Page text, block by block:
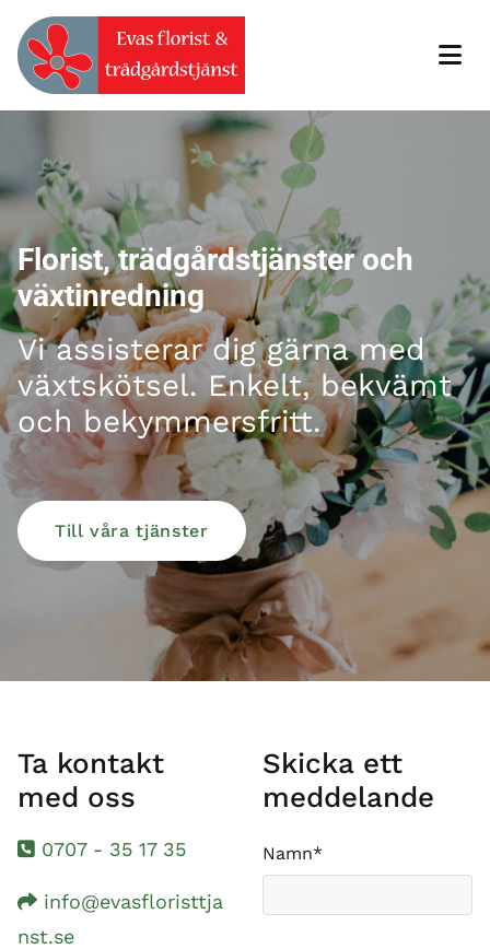
Florist, trädgårdstjänster och
växtinredning
Vi assisterar dig gärna med
växtskötsel. Enkelt, bekvämt
och bekymmersfritt.
Till våra tjänster
Ta kontakt
med oss
 0707 - 35 17 35
 info@evasfloristtja
nst.se
Skicka ett
meddelande
Namn*